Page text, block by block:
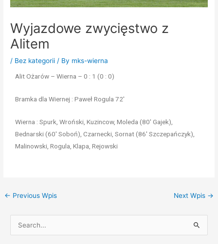
Wyjazdowe zwycięstwo z
Alitem
/ Bez kategorii / By mks-wierna
Alit Ożarów – Wierna – 0 : 1 (0 : 0)
Bramka dla Wiernej : Paweł Rogula 72′
Wierna : Spurk, Wroński, Kuzincow, Moleda (80′ Gajek),
Bednarski (60′ Soboń), Czarnecki, Sornat (86′ Szczepańczyk),
Malinowski, Rogula, Klapa, Rejowski
← Previous Wpis Next Wpis →